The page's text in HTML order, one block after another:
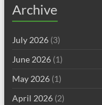
Archive
July 2026(3)
June 2026(1)
May 2026(1)
April 2026(2)